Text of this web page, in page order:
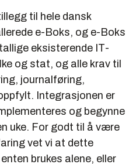
til hele dansk
e-Boks, og e-Boks
eksisterende IT-
og stat, og alle krav til
journalføring,
Integrasjonen er
og begynne
uke. For godt til å være
vet vi at dette
brukes alene, eller